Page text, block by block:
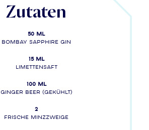
Zutaten
50 ml
BOMBAY SAPPHIRE gin
15 ml
Limettensaft
100 ml
Ginger Beer (gekühlt)
2
Frische Minzzweige